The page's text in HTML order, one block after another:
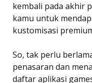
kembali pada akhir
kamu untuk
kustomisasi
So, tak perlu
penasaran dan
daftar aplikasi